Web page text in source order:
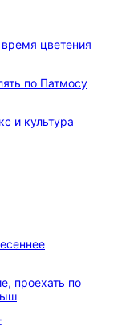
цветения
по Патмосу
проехать по